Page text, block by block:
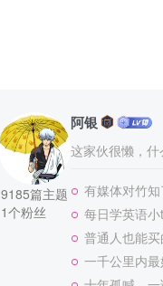
9185篇主题
1个粉丝
阿银
这家伙很懒，
有媒体对竹
每日学英语
普通人也能
一千公里内最